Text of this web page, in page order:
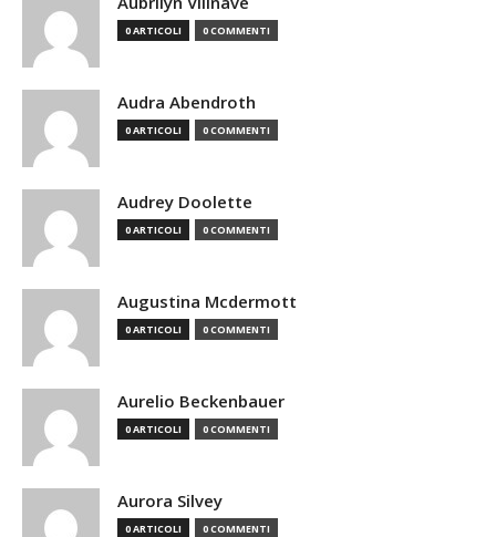
0 ARTICOLI 0 COMMENTI
Audra Abendroth
0 ARTICOLI 0 COMMENTI
Audrey Doolette
0 ARTICOLI 0 COMMENTI
Augustina Mcdermott
0 ARTICOLI 0 COMMENTI
Aurelio Beckenbauer
0 ARTICOLI 0 COMMENTI
Aurora Silvey
0 ARTICOLI 0 COMMENTI